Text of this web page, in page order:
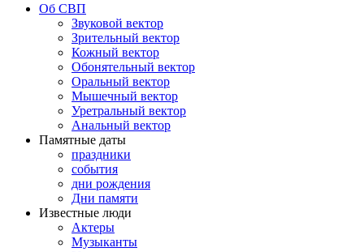
Об СВП
Звуковой вектор
Зрительный вектор
Кожный вектор
Обонятельный вектор
Оральный вектор
Мышечный вектор
Уретральный вектор
Анальный вектор
Памятные даты
праздники
события
дни рождения
Дни памяти
Известные люди
Актеры
Музыканты